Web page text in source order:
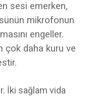
sesi emerken,
mikrofonun
engeller.
çok daha kuru ve
İki sağlam vida